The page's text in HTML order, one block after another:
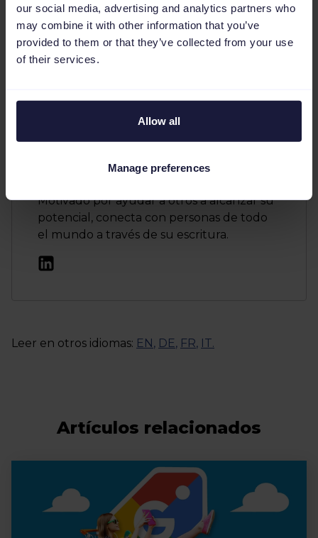
our social media, advertising and analytics partners who
may combine it with other information that you’ve
provided to them or that they’ve collected from your use
of their services.
Allow all
Manage preferences
Vanshj Seth
Vanshj es Senior SaaS Copywriter en
exdeportista, entiende la dedicación
Motivado por ayudar a otros a alcanzar su
potencial, conecta con personas de todo
el mundo a través de su escritura.
Leer en otros idiomas: EN, DE, FR, IT.
Artículos relacionados